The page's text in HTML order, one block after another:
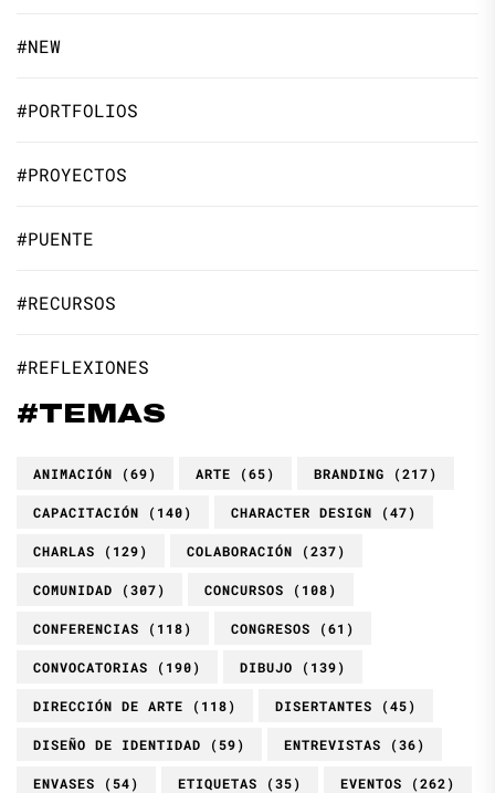
#NEW
#PORTFOLIOS
#PROYECTOS
#PUENTE
#RECURSOS
#REFLEXIONES
#TEMAS
ANIMACIÓN (69) ARTE (65) BRANDING (217)
CAPACITACIÓN (140) CHARACTER DESIGN (47)
CHARLAS (129) COLABORACIÓN (237)
COMUNIDAD (307) CONCURSOS (108)
CONFERENCIAS (118) CONGRESOS (61)
CONVOCATORIAS (190) DIBUJO (139)
DIRECCIÓN DE ARTE (118) DISERTANTES (45)
DISEÑO DE IDENTIDAD (59) ENTREVISTAS (36)
ENVASES (54) ETIQUETAS (35) EVENTOS (262)